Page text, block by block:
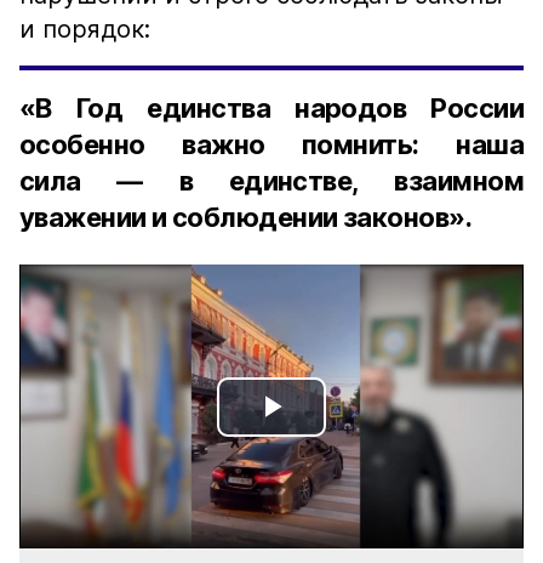
и порядок:
«В Год единства народов России
особенно важно помнить: наша
сила — в единстве, взаимном
уважении и соблюдении законов».
Play
Video